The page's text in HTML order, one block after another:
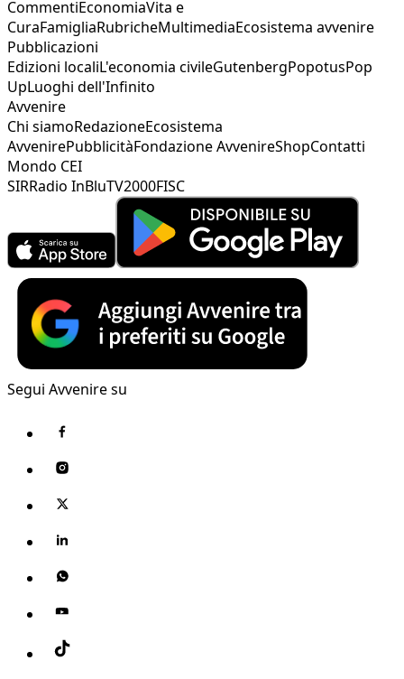
CommentiEconomiaVita e
CuraFamigliaRubricheMultimediaEcosistema avvenire
Pubblicazioni
Edizioni localiL'economia civileGutenbergPopotusPop
UpLuoghi dell'Infinito
Avvenire
Chi siamoRedazioneEcosistema
AvvenirePubblicitàFondazione AvvenireShopContatti
Mondo CEI
SIRRadio InBluTV2000FISC
Segui Avvenire su